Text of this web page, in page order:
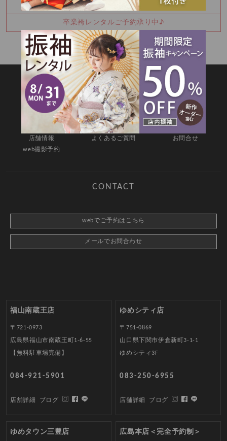
8月振袖展示会予約受付中✨
卒業袴レンタルご予約承り中♪
SITEMAP
新着情報
撮影メニュー
キャンペーン
衣装カタログ
店舗情報
よくあるご質問
お問合せ
web撮影予約
CONTACT
webでご予約はこちら
メールでお問合わせ
福山南蔵王店
〒721-0973
広島県福山市南蔵王町1-6-55
【無料駐車場完備】
084-921-5901
店舗詳細 ブログ
ゆめシティ店
〒751-0869
山口県下関市伊倉新町3-1-1
ゆめシティ3F
083-250-6955
店舗詳細 ブログ
ゆめタウン三豊店 広島本店＜完全予約制＞